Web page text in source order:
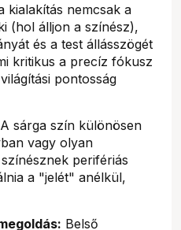
kialakítás nemcsak a
(hol álljon a színész),
és a test állásszögét
kritikus a precíz fókusz
pontosság
A sárga szín különösen
vagy olyan
perifériás
a "jelét" anélkül,
Belső